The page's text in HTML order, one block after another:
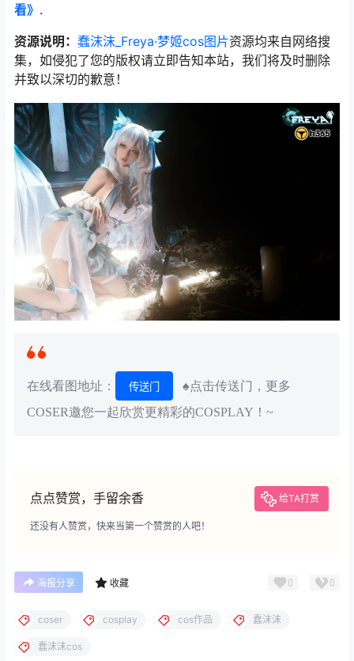
看》 .
资源说明： 蠢沫沫_Freya·梦姬cos图片资源均来自网络搜
集，如侵犯了您的版权请立即告知本站，我们将及时删除
并致以深切的歉意！
在线看图地址： 传送门
♠点击传送门，更多
COSER邀您一起欣赏更精彩的COSPLAY！~
点点赞赏，手留余香 给TA打赏
还没有人赞赏，快来当第一个赞赏的人吧！
海报分享 收藏 0 0
coser cosplay cos作品 蠢沫沫
蠢沫沫cos